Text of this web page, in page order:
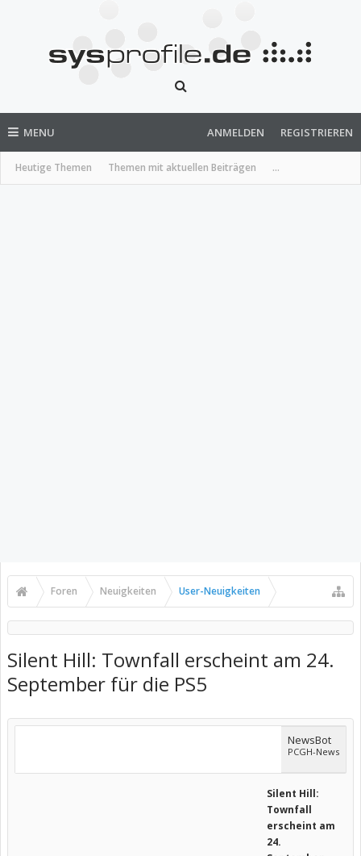
MENU
Heutige Themen Themen mit aktuellen Beiträgen ...
ANMELDEN REGISTRIEREN
Foren Neuigkeiten User-Neuigkeiten
Silent Hill: Townfall erscheint am 24.
September für die PS5
NewsBot
PCGH-News
Silent Hill:
Townfall
erscheint am
24.